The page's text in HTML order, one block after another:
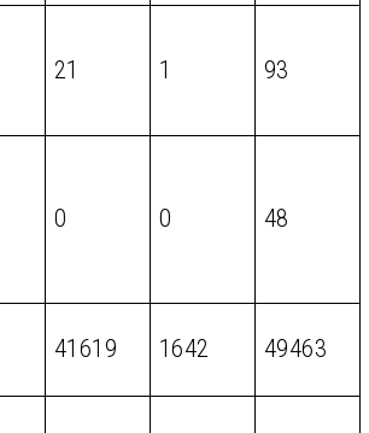
21 1 93
0 0 48
41619 1642 49463